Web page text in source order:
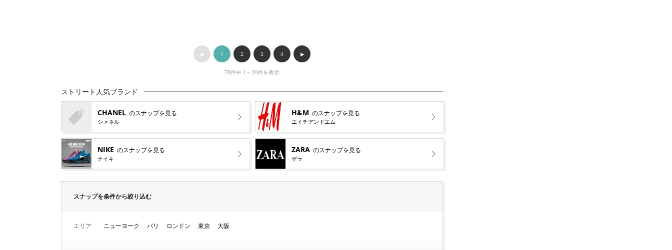
◀︎ 1 2 3 4 ▶︎
78件中 1～20件を表示
ストリート人気ブランド
CHANEL のスナップを見る
シャネル
H&M のスナップを見る
エイチアンドエム
NIKE のスナップを見る
ナイキ
ZARA のスナップを見る
ザラ
スナップを条件から絞り込む
エリア ニューヨーク パリ ロンドン 東京 大阪